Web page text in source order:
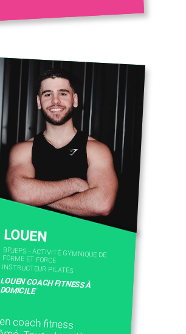
LOUEN
BPJEPS - ACTIVITÉ GYMNIQUE DE
FORME ET FORCE
INSTRUCTEUR PILATES
LOUEN COACH FITNESS À
DOMICILE
coach fitness
Tous objectifs et
: perte de poids,
masse musculaire,
souplesse et surtout
physique et mental